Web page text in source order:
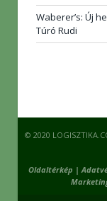
Waberer’s: Új
Túró Rudi
© 2020
Oldaltérkép |